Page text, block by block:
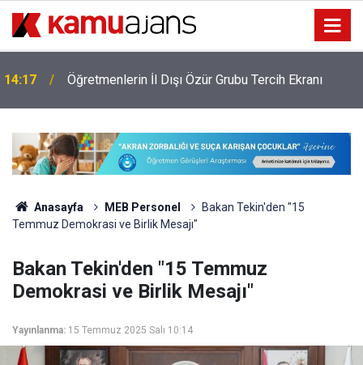
14:17 Öğretmenlerin İl Dışı Özür Grubu Tercih Ekranı
Anasayfa MEB Personel
Bakan Tekin'den "15
Temmuz Demokrasi ve Birlik Mesajı"
Bakan Tekin'den "15 Temmuz
Demokrasi ve Birlik Mesajı"
Yayınlanma: 15 Temmuz 2025 Salı 10:14